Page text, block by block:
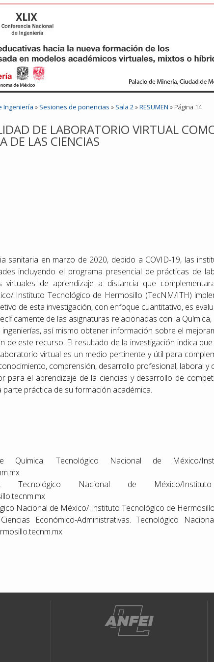
Ingeniería » Sesiones de ponencias » Sala 2»RESUMEN » Página 14
DE LABORATORIO VIRTUAL
DE LAS CIENCIAS
sanitaria en marzo de 2020, debido a COVID-19, las
incluyendo el programa presencial de prácticas de
virtuales de aprendizaje a distancia que
Instituto Tecnológico de Hermosillo (TecNM/ITH)
de esta investigación, con enfoque cuantitativo, es
de las asignaturas relacionadas con la
así mismo obtener información sobre el
de este recurso. El resultado de la investigación indica
virtual es un medio pertinente y útil para
comprensión, desarrollo profesional, laboral y
para el aprendizaje de la ciencias y desarrollo de
práctica de su formación académica.
Tecnológico Nacional de México/
Tecnológico Nacional de México/
Nacional de México/ Instituto Tecnológico de
Económico-Administrativas. Tecnológico